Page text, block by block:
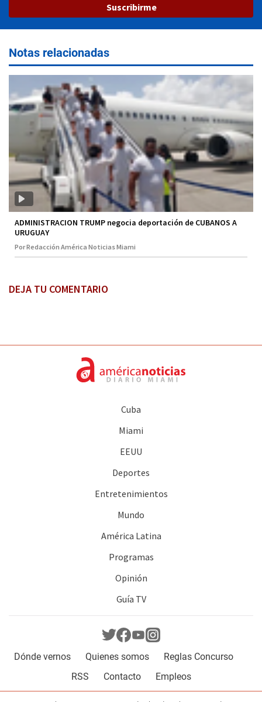
Suscribirme
Notas relacionadas
ADMINISTRACION TRUMP negocia deportación de CUBANOS A
URUGUAY
Por Redacción América Noticias Miami
DEJA TU COMENTARIO
Cuba
Miami
EEUU
Deportes
Entretenimientos
Mundo
América Latina
Programas
Opinión
Guía TV
Dónde vernos Quienes somos
Reglas Concurso
RSS
Contacto Empleos